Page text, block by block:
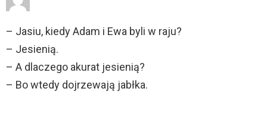
– Jasiu, kiedy Adam i Ewa byli w raju?
– Jesienią.
– A dlaczego akurat jesienią?
– Bo wtedy dojrzewają jabłka.